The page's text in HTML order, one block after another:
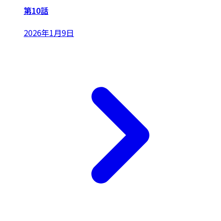
第10話
2026年1月9日